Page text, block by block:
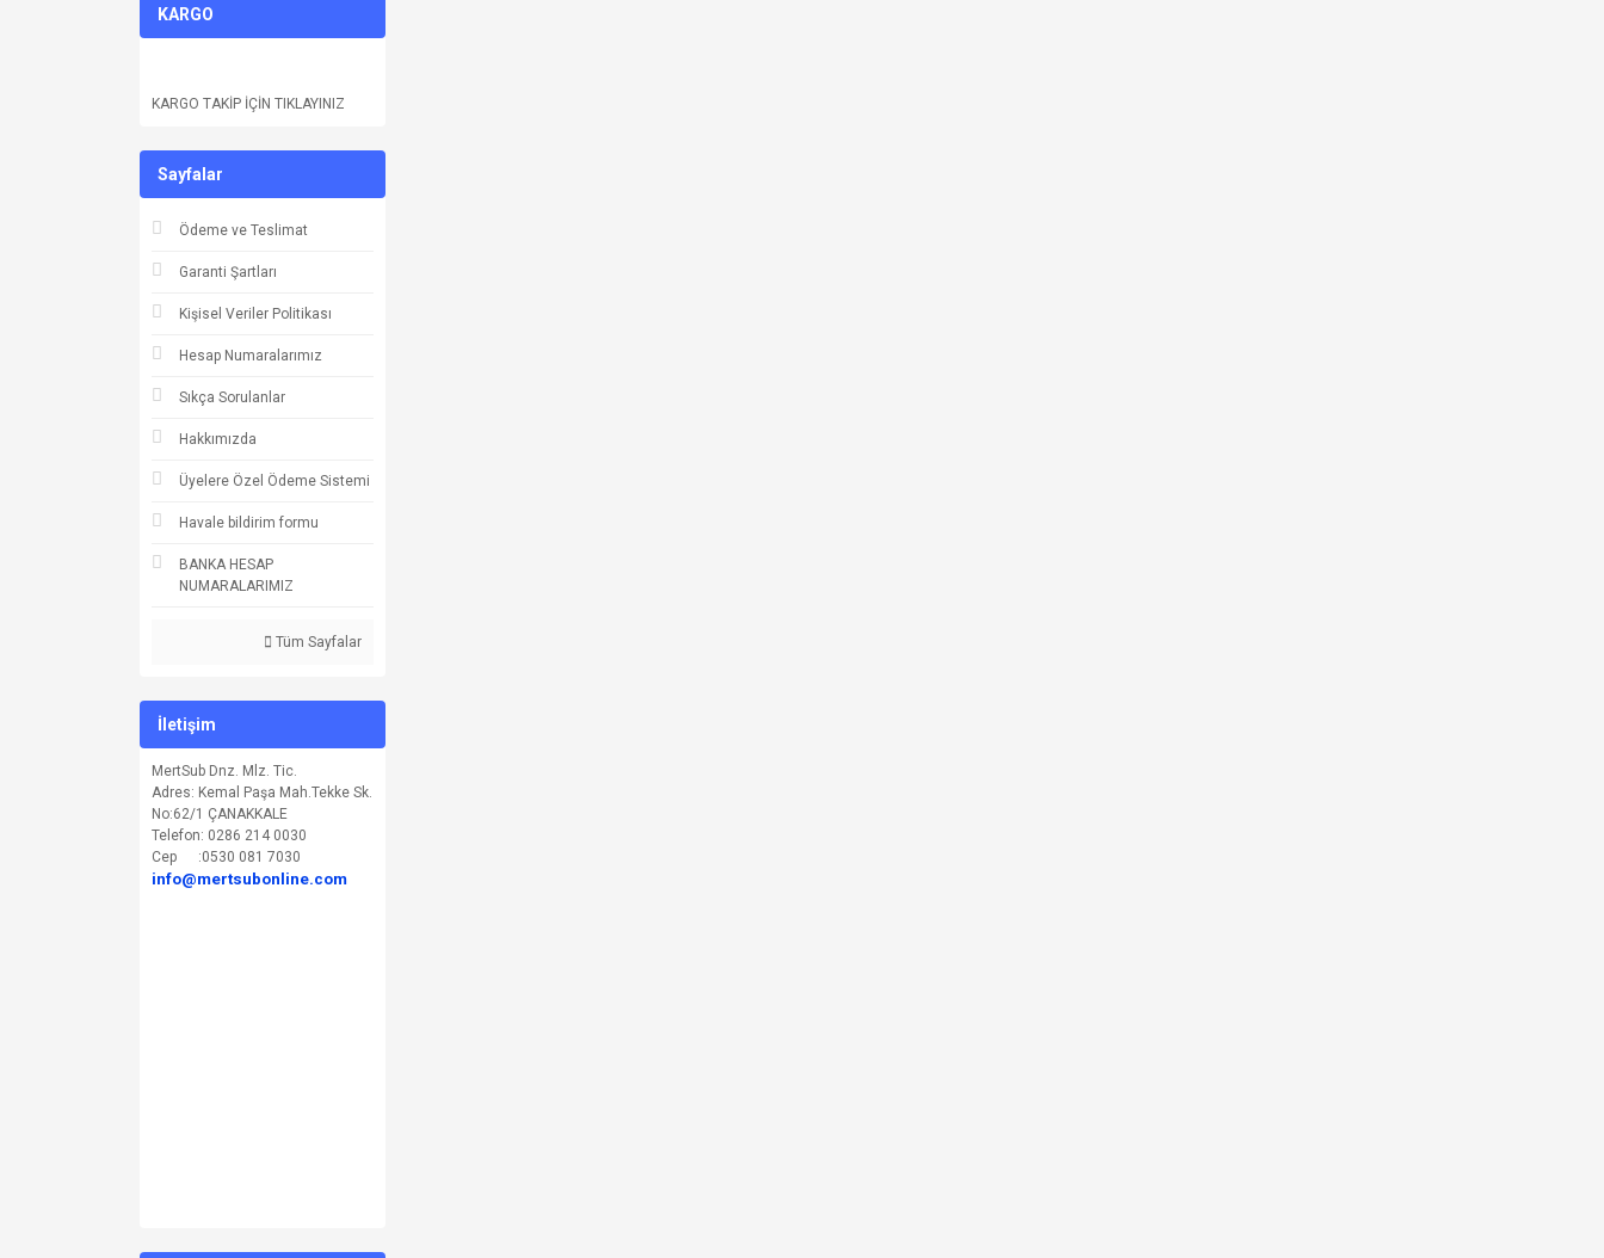
KARGO
KARGO TAKİP İÇİN TIKLAYINIZ
Sayfalar
Ödeme ve Teslimat
Garanti Şartları
Kişisel Veriler Politikası
Hesap Numaralarımız
Sıkça Sorulanlar
Hakkımızda
Üyelere Özel Ödeme Sistemi
Havale bildirim formu
BANKA HESAP
NUMARALARIMIZ
Tüm Sayfalar
İletişim
MertSub Dnz. Mlz. Tic.
Adres: Kemal Paşa Mah.Tekke Sk.
No:62/1 ÇANAKKALE
Telefon: 0286 214 0030
Cep :0530 081 7030
info@mertsubonline.com